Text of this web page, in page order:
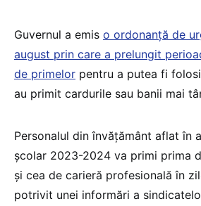
Guvernul a emis o ordonanță de
august prin care a prelungit
de primelor pentru a putea fi
au primit cardurile sau banii mai
Personalul din învățământ aflat în
școlar 2023-2024 va primi prima
și cea de carieră profesională în
potrivit unei informări a